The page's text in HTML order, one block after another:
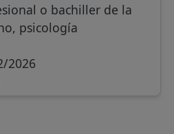
o bachiller de la
psicología
2026